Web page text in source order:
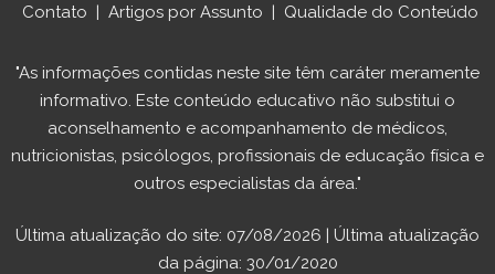
Contato | Artigos por Assunto | Qualidade do Conteúdo
"As informações contidas neste site têm caráter meramente
informativo. Este conteúdo educativo não substitui o
aconselhamento e acompanhamento de médicos,
nutricionistas, psicólogos, profissionais de educação física e
outros especialistas da área."
Última atualização do site: 07/08/2026 | Última atualização
da página: 30/01/2020